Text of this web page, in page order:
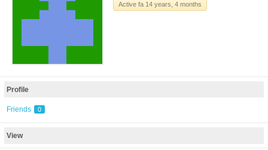
Active fa 14 years, 4 months
Profile
Friends 0
View